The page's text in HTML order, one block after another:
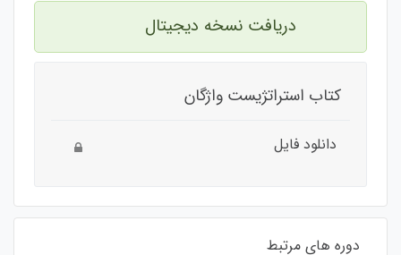
دریافت نسخه دیجیتال
کتاب استراتژیست واژگان
دانلود فایل
دوره های مرتبط